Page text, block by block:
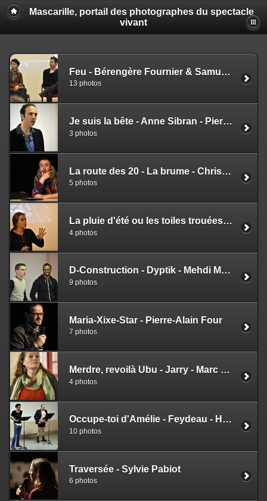
Mascarille, portail des photographes du spectacle
vivant
Feu - Bérengère Fournier & Samuel Faccioli
13 photos
Je suis la bête - Anne Sibran - Pierre Badaroux
3 photos
La route des 20 - La brume - Christophe Bihel
5 photos
La pluie d'été ou les toiles trouées - Marguerite Duras - Muriel Vernet
4 photos
D-Construction - Dyptik - Mehdi Maghari
9 photos
Maria-Xixe-Star - Pierre-Alain Four
7 photos
Merdre, revoilà Ubu - Jarry - Marc Owitch & Philippe Zarch
4 photos
Occupe-toi d'Amélie - Feydeau - Hugues Chabalier
10 photos
Traversée - Sylvie Pabiot
6 photos